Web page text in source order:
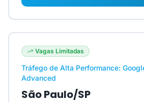
Vagas Limitadas
Tráfego de Alta Performance:
Advanced
São Paulo/SP